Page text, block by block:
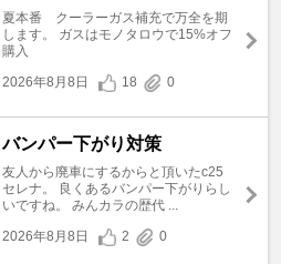
夏本番 クーラーガス補充で万全を期
します。 ガスはモノタロウで15%オフ
購入
2026年8月8日
18 0
バンパー下がり対策
友人から廃車にするからと頂いたc25
セレナ。 良くあるバンパー下がりらし
いですね。 みんカラの歴代 ...
2026年8月8日
2 0